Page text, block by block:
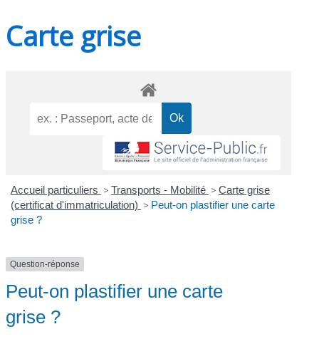
Carte grise
Accueil particuliers > Transports - Mobilité > Carte grise
(certificat d'immatriculation) > Peut-on plastifier une carte
grise ?
Question-réponse
Peut-on plastifier une carte
grise ?